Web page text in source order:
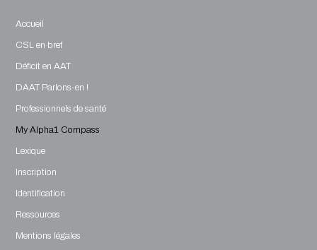
Accueil
CSL en bref
Déficit en AAT
DAAT Parlons-en !
Professionnels de santé
My Alpha1 Compass
Lexique
Inscription
Identification
Ressources
Mentions légales